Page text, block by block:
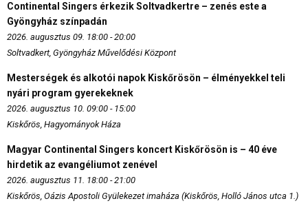
Continental Singers érkezik Soltvadkertre – zenés este a
Gyöngyház színpadán
2026. augusztus 09. 18:00 - 20:00
Soltvadkert, Gyöngyház Művelődési Központ
Mesterségek és alkotói napok Kiskőrösön – élményekkel teli
nyári program gyerekeknek
2026. augusztus 10. 09:00 - 15:00
Kiskőrös, Hagyományok Háza
Magyar Continental Singers koncert Kiskőrösön is – 40 éve
hirdetik az evangéliumot zenével
2026. augusztus 11. 18:00 - 21:00
Kiskőrös, Oázis Apostoli Gyülekezet imaháza (Kiskőrös, Holló János utca 1.)